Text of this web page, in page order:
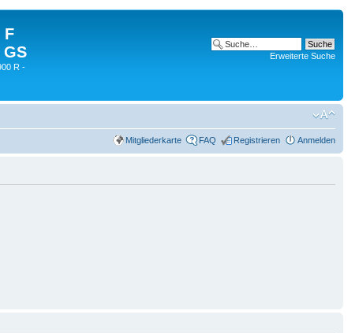
F
GS
R -
Erweiterte Suche
Mitgliederkarte FAQ Registrieren Anmelden